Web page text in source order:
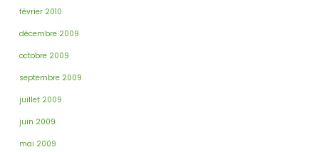
février 2010
décembre 2009
octobre 2009
septembre 2009
juillet 2009
juin 2009
mai 2009